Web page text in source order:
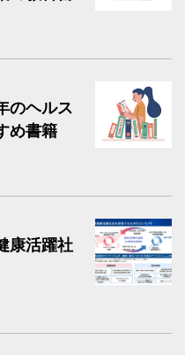
のヘルス
め書籍
康活躍社